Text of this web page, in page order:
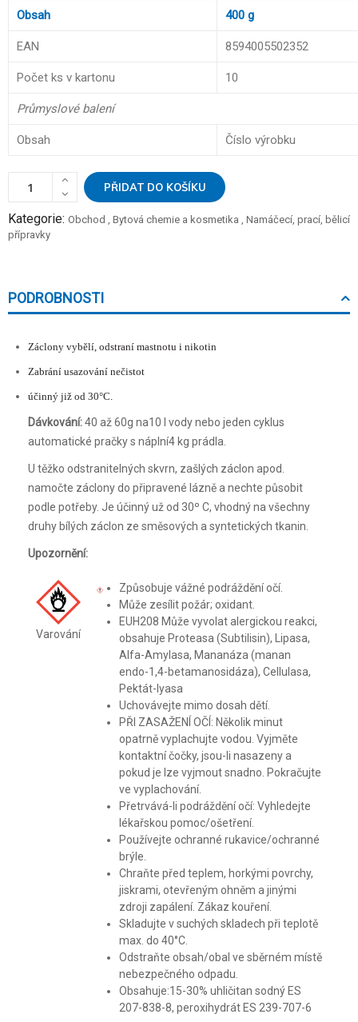
Obsah 400 g
EAN 8594005502352
Počet ks v kartonu 10
Průmyslové balení
Obsah Číslo výrobku
PŘIDAT DO KOŠÍKU
Kategorie: Obchod , Bytová chemie a kosmetika , Namáčecí, prací, bělicí
přípravky
PODROBNOSTI
Záclony vybělí, odstraní mastnotu i nikotin
Zabrání usazování nečistot
účinný již od 30°C.
Dávkování:40 až 60g na10 l vody nebo jeden cyklus
automatické pračky s náplní4 kg prádla.
U těžko odstranitelných skvrn, zašlých záclon apod.
namočte záclony do připravené lázně a nechte působit
podle potřeby. Je účinný už od 30º C, vhodný na všechny
druhy bílých záclon ze směsových a syntetických tkanin.
Upozornění:
Varování
Způsobuje vážné podráždění očí.
Může zesílit požár; oxidant.
EUH208 Může vyvolat alergickou reakci,
obsahuje Proteasa (Subtilisin), Lipasa,
Alfa-Amylasa, Mananáza (manan
endo-1,4-betamanosidáza), Cellulasa,
Pektát-lyasa
Uchovávejte mimo dosah dětí.
PŘI ZASAŽENÍ OČÍ: Několik minut
opatrně vyplachujte vodou. Vyjměte
kontaktní čočky, jsou-li nasazeny a
pokud je lze vyjmout snadno. Pokračujte
ve vyplachování.
Přetrvává-li podráždění očí: Vyhledejte
lékařskou pomoc/ošetření.
Používejte ochranné rukavice/ochranné
brýle.
Chraňte před teplem, horkými povrchy,
jiskrami, otevřeným ohněm a jinými
zdroji zapálení. Zákaz kouření.
Skladujte v suchých skladech při teplotě
max. do 40°C.
Odstraňte obsah/obal ve sběrném místě
nebezpečného odpadu.
Obsahuje:15-30% uhličitan sodný ES
207-838-8, peroxihydrát ES 239-707-6